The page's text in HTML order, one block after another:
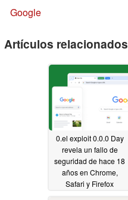
Google
Artículos relacionados
0.el exploit 0.0.0 Day
revela un fallo de
seguridad de hace 18
años en Chrome,
Safari y Firefox